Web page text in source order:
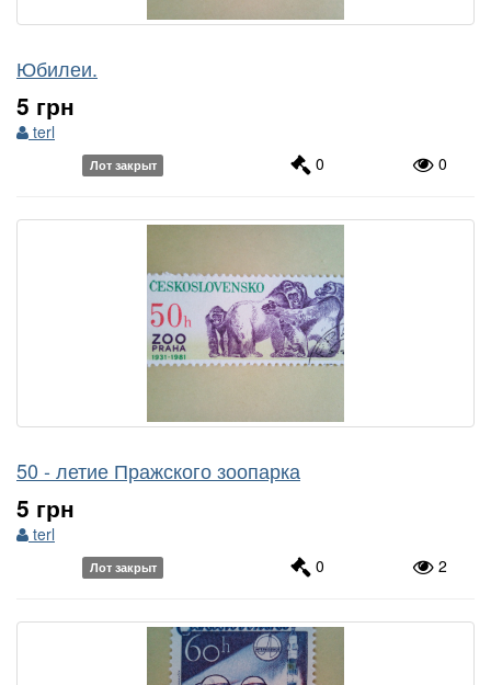
Юбилеи.
5 грн
terl
Лот закрыт 0 0
50 - летие Пражского зоопарка
5 грн
terl
Лот закрыт 0 2